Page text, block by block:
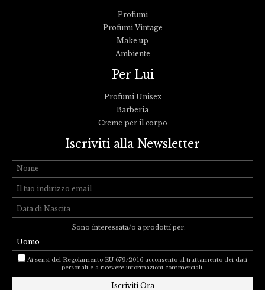
Profumi
Profumi Vintage
Make up
Ambiente
Per Lui
Profumi Unisex
Barberia
Creme per il corpo
Iscriviti alla Newsletter
Sono interessata/o a prodotti per:
Ai sensi del Regolamento EU 679/2016 acconsento al trattamento dei dati
personali e a ricevere informazioni commerciali.